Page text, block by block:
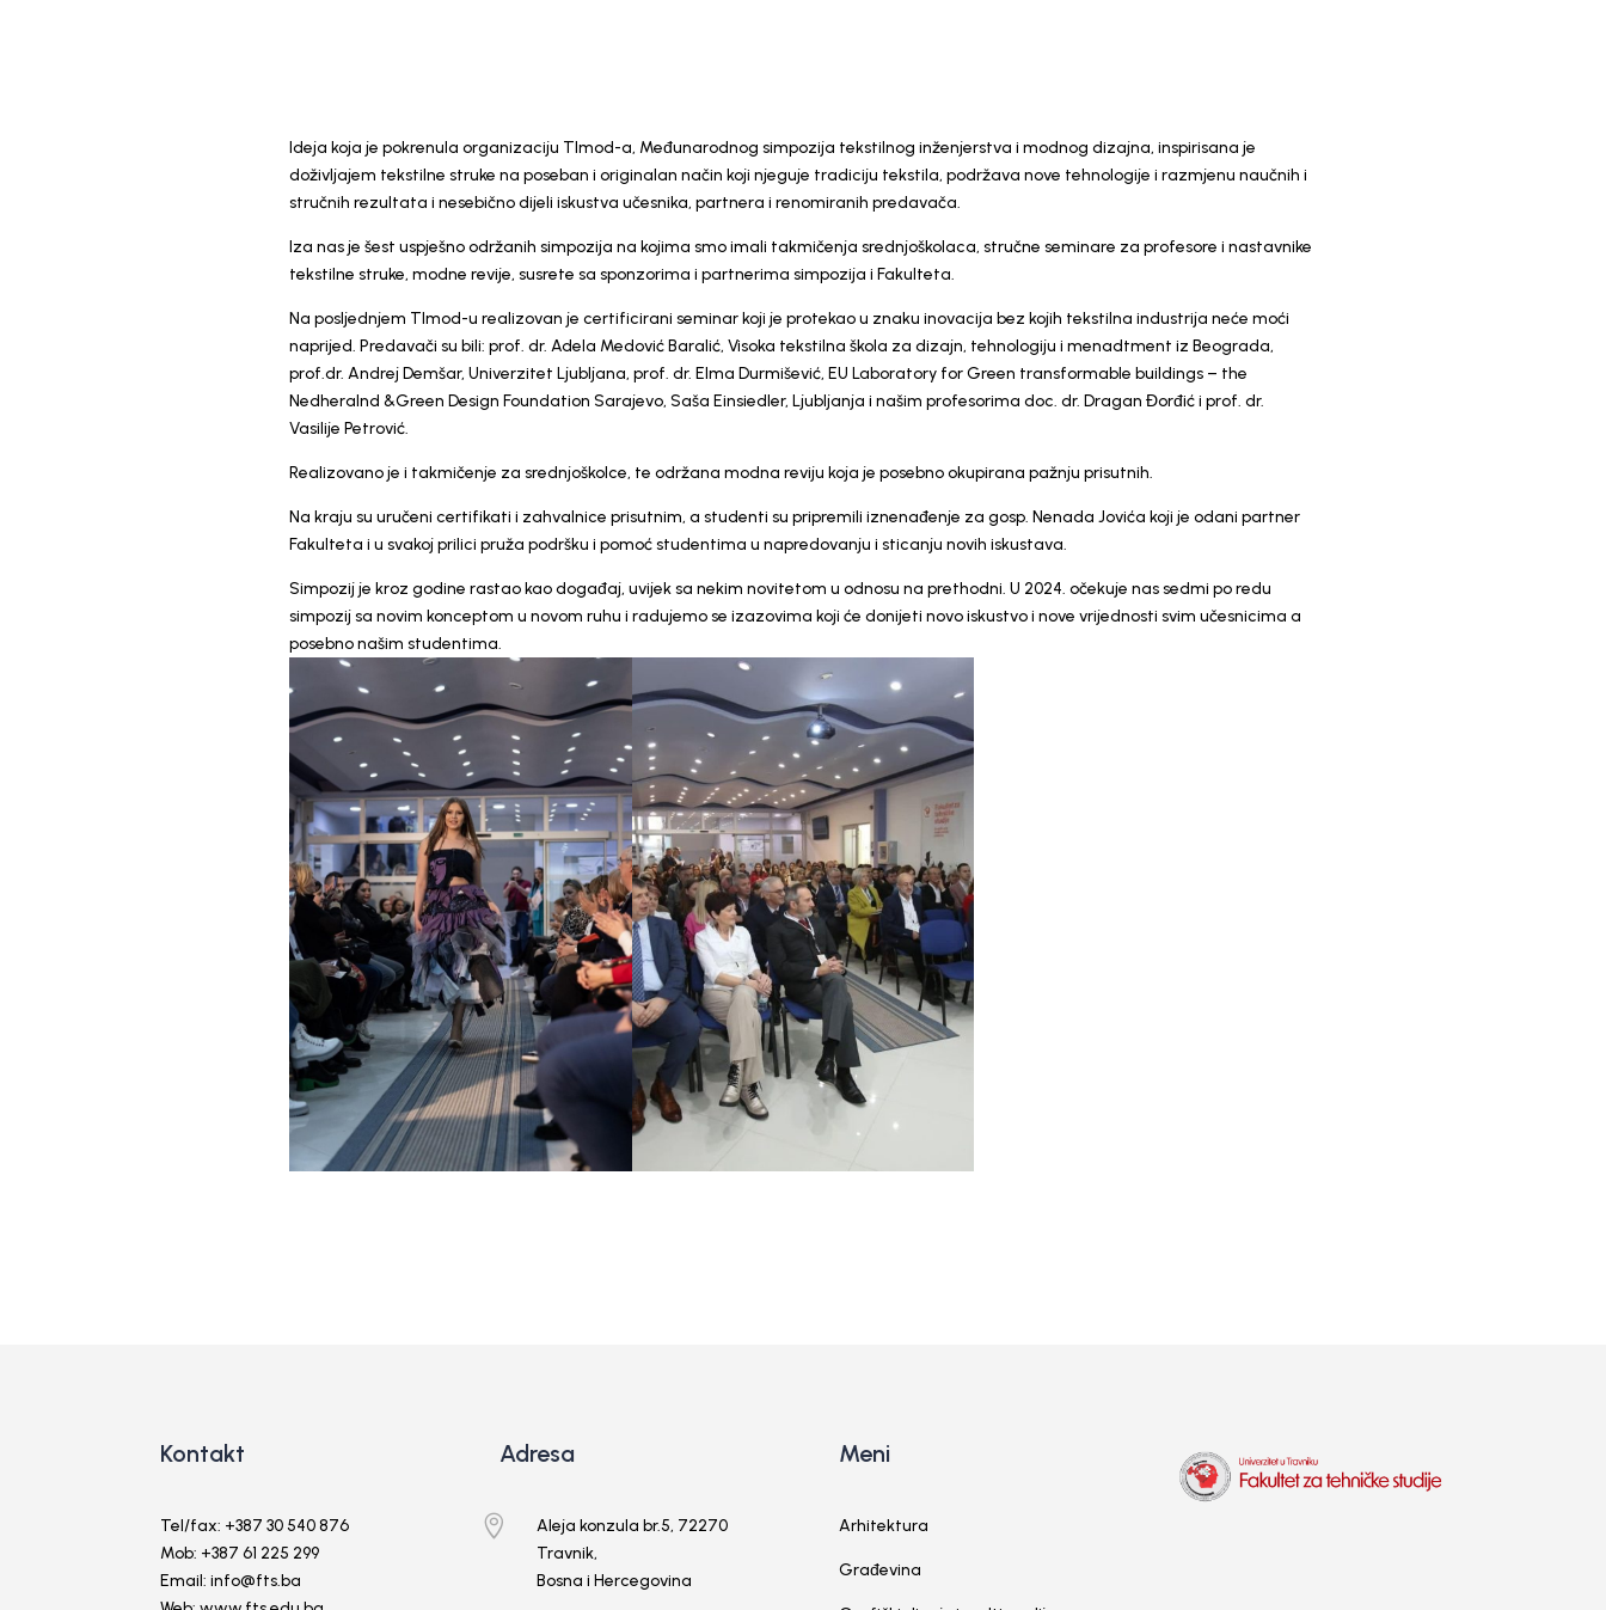
Ideja koja je pokrenula organizaciju TImod-a, Međunarodnog simpozija tekstilnog inženjerstva i modnog dizajna, inspirisana je
doživljajem tekstilne struke na poseban i originalan način koji njeguje tradiciju tekstila, podržava nove tehnologije i razmjenu naučnih i
stručnih rezultata i nesebično dijeli iskustva učesnika, partnera i renomiranih predavača.
Iza nas je šest uspješno održanih simpozija na kojima smo imali takmičenja srednjoškolaca, stručne seminare za profesore i nastavnike
tekstilne struke, modne revije, susrete sa sponzorima i partnerima simpozija i Fakulteta.
Na posljednjem TImod-u realizovan je certificirani seminar koji je protekao u znaku inovacija bez kojih tekstilna industrija neće moći
naprijed. Predavači su bili: prof. dr. Adela Medović Baralić, Visoka tekstilna škola za dizajn, tehnologiju i menadtment iz Beograda,
prof.dr. Andrej Demšar, Univerzitet Ljubljana, prof. dr. Elma Durmišević, EU Laboratory for Green transformable buildings – the
Nedheralnd &Green Design Foundation Sarajevo, Saša Einsiedler, Ljubljanja i našim profesorima doc. dr. Dragan Đorđić i prof. dr.
Vasilije Petrović.
Realizovano je i takmičenje za srednjoškolce, te održana modna reviju koja je posebno okupirana pažnju prisutnih.
Na kraju su uručeni certifikati i zahvalnice prisutnim, a studenti su pripremili iznenađenje za gosp. Nenada Jovića koji je odani partner
Fakulteta i u svakoj prilici pruža podršku i pomoć studentima u napredovanju i sticanju novih iskustava.
Simpozij je kroz godine rastao kao događaj, uvijek sa nekim novitetom u odnosu na prethodni. U 2024. očekuje nas sedmi po redu
simpozij sa novim konceptom u novom ruhu i radujemo se izazovima koji će donijeti novo iskustvo i nove vrijednosti svim učesnicima a
posebno našim studentima.
Kontakt
Tel/fax: +387 30 540 876
Mob: +387 61 225 299
Email: info@fts.ba
Adresa

Aleja konzula br.5, 72270
Travnik,
Bosna i Hercegovina
Meni
Arhitektura
Građevina